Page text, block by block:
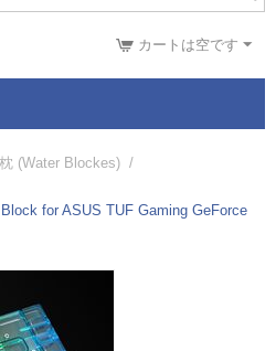
カートは空です
(Water Blockes) /
for ASUS TUF Gaming GeForce